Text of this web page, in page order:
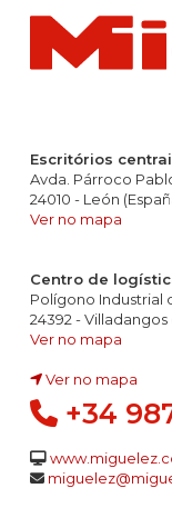
Escritórios
Avda. Párroco
24010 - León
Ver no mapa
Centro de
Polígono Industrial
24392 -
Ver no mapa
Ver no mapa
+34